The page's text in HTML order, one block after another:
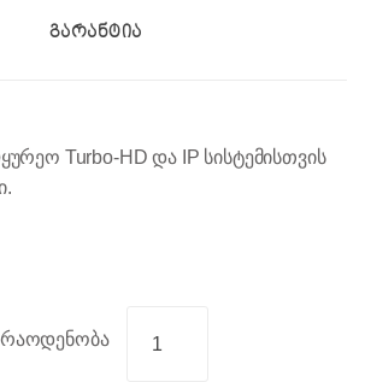
Turbo-HD და IP სისტემისთვის
რაოდენობა